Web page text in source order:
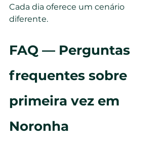
Cada dia oferece um cenário
diferente.
FAQ — Perguntas
frequentes sobre
primeira vez em
Noronha